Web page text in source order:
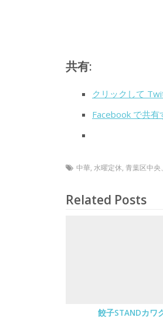
共有:
クリックして
Facebook で共
中華, 水曜定休, 青葉区中央
Related Posts
餃子STANDカワ